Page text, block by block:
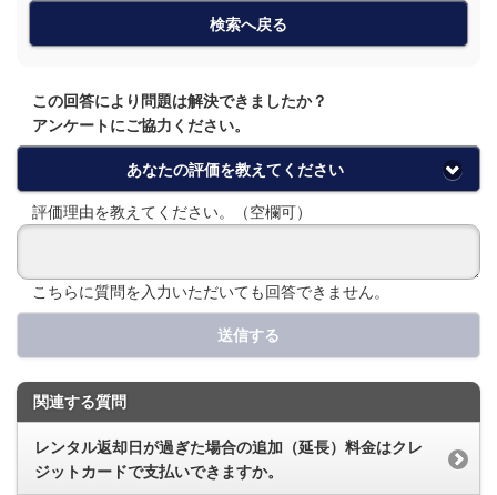
検索へ戻る
この回答により問題は解決できましたか？
アンケートにご協力ください。
あなたの評価を教えてください
評価理由を教えてください。（空欄可）
こちらに質問を入力いただいても回答できません。
送信する
関連する質問
レンタル返却日が過ぎた場合の追加（延長）料金はクレ
ジットカードで支払いできますか。